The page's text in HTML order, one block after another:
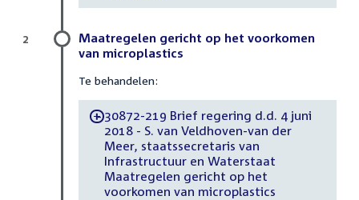
Maatregelen gericht op het voorkomen
van microplastics
Te behandelen:
-30872-219 Brief regering d.d. 4 juni
2018 - S. van Veldhoven-van der
Meer, staatssecretaris van
Infrastructuur en Waterstaat
Maatregelen gericht op het
voorkomen van microplastics
2